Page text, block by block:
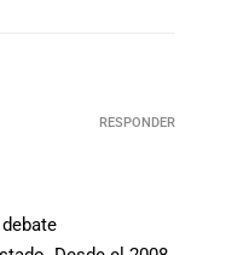
RESPONDER